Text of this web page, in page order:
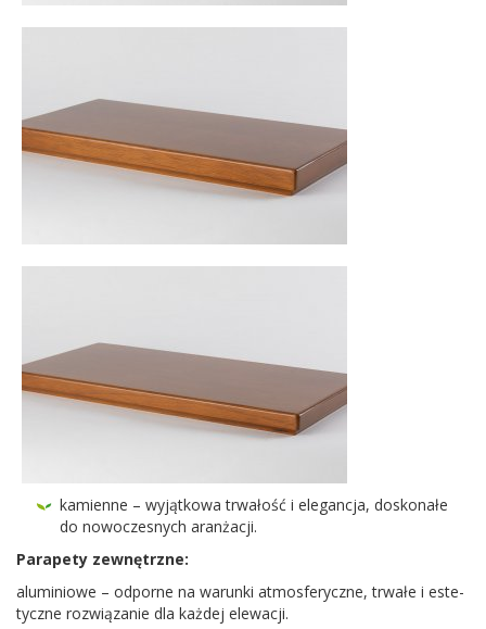
kami­enne – wyjątkowa trwałość i ele­gancja, doskon­ałe
do nowoczes­nych aranżacji.
Para­pety zewnętrzne:
alu­min­iowe – odporne na warunki atmos­fer­yczne, trwałe i este­
ty­czne rozwiązanie dla każdej elewacji.